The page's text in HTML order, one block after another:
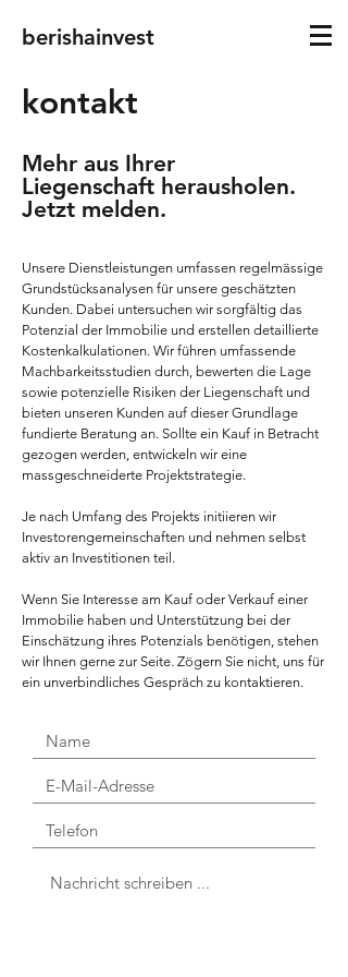
berishainvest
kontakt
Mehr aus Ihrer
Liegenschaft herausholen.
Jetzt melden.
Unsere Dienstleistungen umfassen regelmässige
Grundstücksanalysen für unsere geschätzten
Kunden. Dabei untersuchen wir sorgfältig das
Potenzial der Immobilie und erstellen detaillierte
Kostenkalkulationen. Wir führen umfassende
Machbarkeitsstudien durch, bewerten die Lage
sowie potenzielle Risiken der Liegenschaft und
bieten unseren Kunden auf dieser Grundlage
fundierte Beratung an. Sollte ein Kauf in Betracht
gezogen werden, entwickeln wir eine
massgeschneiderte Projektstrategie.
Je nach Umfang des Projekts initiieren wir
Investorengemeinschaften und nehmen selbst
aktiv an Investitionen teil.
Wenn Sie Interesse am Kauf oder Verkauf einer
Immobilie haben und Unterstützung bei der
Einschätzung ihres Potenzials benötigen, stehen
wir Ihnen gerne zur Seite. Zögern Sie nicht, uns für
ein unverbindliches Gespräch zu kontaktieren.